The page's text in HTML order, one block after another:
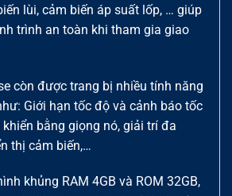
lùi, cảm biến áp suất lốp, … giúp
trình an toàn khi tham gia giao
còn được trang bị nhiều tính năng
Giới hạn tốc độ và cảnh báo tốc
bằng giọng nó, giải trí đa
thị cảm biến,…
khủng RAM 4GB và ROM 32GB,